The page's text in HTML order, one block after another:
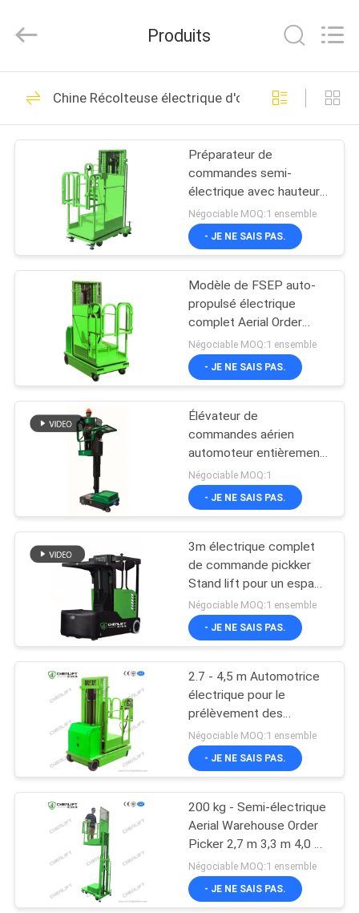
MAISON
PRODUITS
PROPOS
DE
L'USINE
CONTRÔLE
LA
QUALITÉ
CONTACTER
NOUVELLES
DEMANDEZ
UN DEVIS
PLAN
MACHINERY
Rights
Plate-forme de
levage hydraulique
115
nacelle à ciseaux
automotrice
54
Ascenseur mobile
de ciseaux
Mini Scissor Lift
26
Plateforme de
levage verticale
37
Produits
Chine Récolteuse électrique d'ordre
Préparateur de
commandes semi-
électrique avec hauteurs
de levage de 2,7 m, 3,3
m, 4 m et 4,5 m
Négociable MOQ:1 ensemble
- JE NE SAIS PAS.
Modèle de FSEP auto-
propulsé électrique
complet Aerial Order
Picker Couleur
personnalisée
Négociable MOQ:1 ensemble
- JE NE SAIS PAS.
Élévateur de
commandes aérien
automoteur entièrement
électrique
Négociable MOQ:1
- JE NE SAIS PAS.
3m électrique complet
de commande pickker
Stand lift pour un espace
étroit
Négociable MOQ:1 ensemble
- JE NE SAIS PAS.
2.7 - 4,5 m Automotrice
électrique pour le
prélèvement des
commandes Utilisation
en entrepôt
Négociable MOQ:1 ensemble
- JE NE SAIS PAS.
200 kg - Semi-électrique
Aerial Warehouse Order
Picker 2,7 m 3,3 m 4,0 m
4,5 m
Négociable MOQ:1 ensemble
- JE NE SAIS PAS.